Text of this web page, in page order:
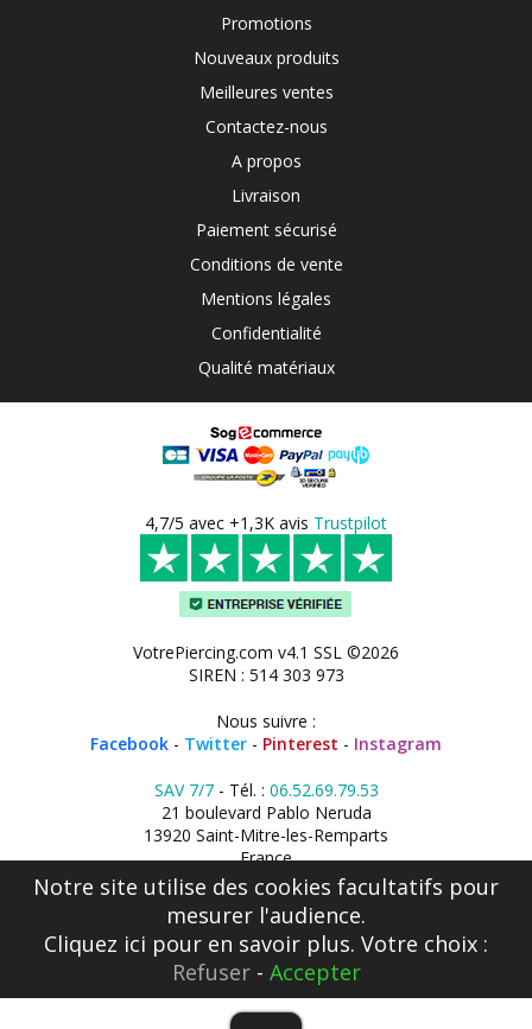
Promotions
Nouveaux produits
Meilleures ventes
Contactez-nous
A propos
Livraison
Paiement sécurisé
Conditions de vente
Mentions légales
Confidentialité
Qualité matériaux
4,7/5 avec +1,3K avis Trustpilot
VotrePiercing.com v4.1 SSL ©2026
SIREN : 514 303 973
Nous suivre :
Facebook - Twitter - Pinterest - Instagram
SAV 7/7- Tél. : 06.52.69.79.53
21 boulevard Pablo Neruda
13920 Saint-Mitre-les-Remparts
France
Notre site utilise des cookies facultatifs pour
mesurer l'audience.
Cliquez ici pour en savoir plus. Votre choix :
Refuser- Accepter